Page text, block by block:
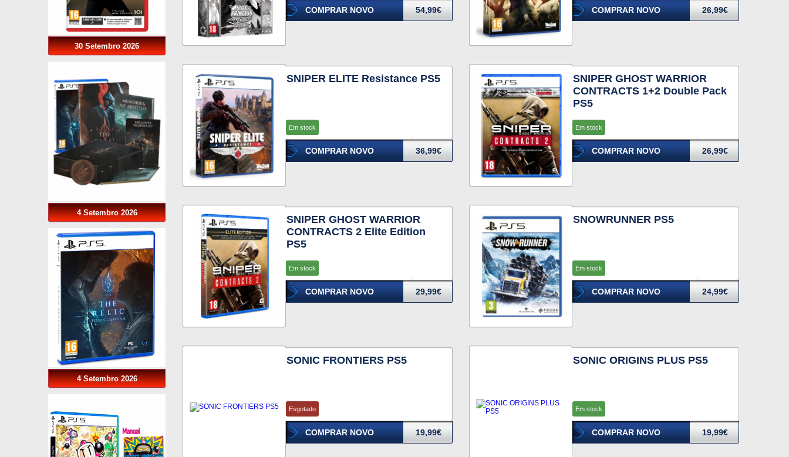
30 Setembro 2026
4 Setembro 2026
4 Setembro 2026
COMPRAR NOVO 54,99€ COMPRAR NOVO 26,99€
SNIPER ELITE Resistance PS5
Em stock
COMPRAR NOVO 36,99€
SNIPER GHOST WARRIOR
CONTRACTS 1+2 Double Pack
PS5
Em stock
COMPRAR NOVO 26,99€
SNIPER GHOST WARRIOR
CONTRACTS 2 Elite Edition
PS5
Em stock
COMPRAR NOVO 29,99€
SNOWRUNNER PS5
Em stock
COMPRAR NOVO 24,99€
SONIC FRONTIERS PS5
Esgotado
COMPRAR NOVO 19,99€
SONIC ORIGINS PLUS PS5
Em stock
COMPRAR NOVO 19,99€